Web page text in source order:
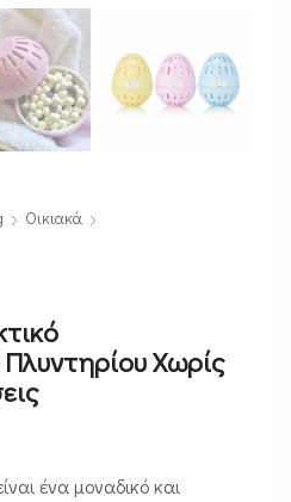
Οικιακά
Χωρίς
ένα μοναδικό και